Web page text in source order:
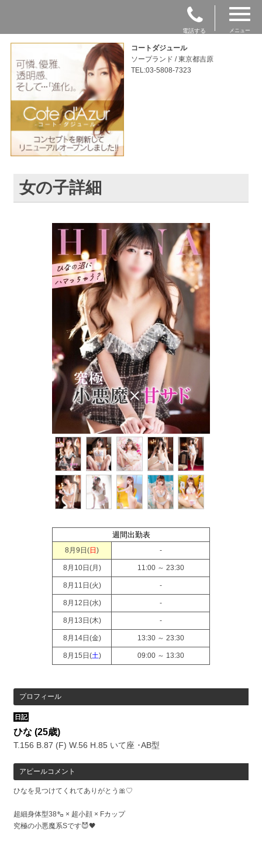
電話する メニュー
コートダジュール
ソープランド / 東京都吉原
TEL:03-5808-7323
女の子詳細
週間出勤表
8月9日(日) -
8月10日(月) 11:00 ～ 23:30
8月11日(火) -
8月12日(水) -
8月13日(木) -
8月14日(金) 13:30 ～ 23:30
8月15日(土) 09:00 ～ 13:30
プロフィール
日記
ひな(25歳)
T.156 B.87 (F) W.56 H.85 いて座 ･AB型
アピールコメント
ひなを見つけてくれてありがとう🎀♡
超細身体型38㌔ × 超小顔 × Fカップ
究極の小悪魔系Sです😈🖤